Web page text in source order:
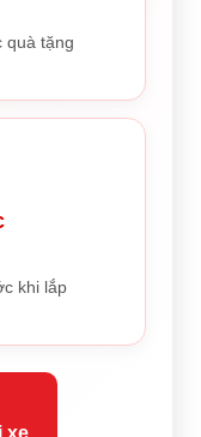
quà tặng
khi lắp
xe